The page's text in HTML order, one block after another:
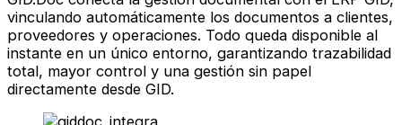
vinculando automáticamente los documentos a clientes,
proveedores y operaciones. Todo queda disponible al
instante en un único entorno, garantizando trazabilidad
total, mayor control y una gestión sin papel
directamente desde GID.